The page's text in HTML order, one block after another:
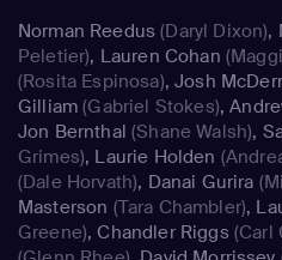
Norman Reedus (Daryl Dixon),
Peletier), Lauren Cohan
(Rosita Espinosa),Josh
Gilliam (Gabriel Stokes),
Jon Bernthal (Shane Walsh),
Grimes), Laurie Holden
(Dale Horvath), Danai Gurira
Masterson (Tara Chambler),
Greene),Chandler Riggs (Carl